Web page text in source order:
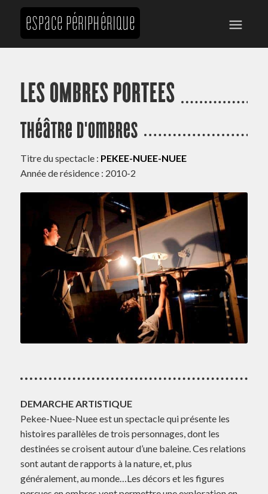
LES OMBRES PORTEES
Théâtre d'ombres
Titre du spectacle : PEKEE-NUEE-NUEE
Année de résidence : 2010-2
DEMARCHE ARTISTIQUE
Pekee-Nuee-Nuee est un spectacle qui présente les
histoires parallèles de trois personnages, dont les
destinées se croisent autour d’une baleine. Ces relations
sont autant de rapports à la nature, et, plus
généralement, au monde…Les décors et les figures